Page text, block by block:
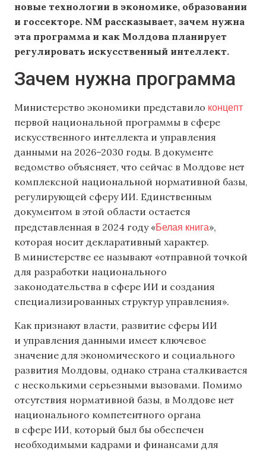
новые технологии в экономике, образовании
и госсекторе. NM рассказывает, зачем нужна
эта программа и как Молдова планирует
регулировать искусственный интеллект.
Зачем нужна программа
Министерство экономики представило концепт
первой национальной программы в сфере
искусственного интеллекта и управления
данными на 2026–2030 годы. В документе
ведомство объясняет, что сейчас в Молдове нет
комплексной национальной нормативной базы,
регулирующей сферу ИИ. Единственным
документом в этой области остается
представленная в 2024 году «Белая книга»,
которая носит декларативный характер.
В министерстве ее называют «отправной точкой
для разработки национального
законодательства в сфере ИИ и создания
специализированных структур управления».
Как признают власти, развитие сферы ИИ
и управления данными имеет ключевое
значение для экономического и социального
развития Молдовы, однако страна сталкивается
с несколькими серьезными вызовами. Помимо
отсутствия нормативной базы, в Молдове нет
национального компетентного органа
в сфере ИИ, который был бы обеспечен
необходимыми кадрами и финансами для